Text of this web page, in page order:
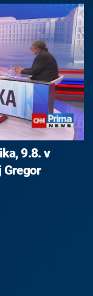
9.8. v
Gregor